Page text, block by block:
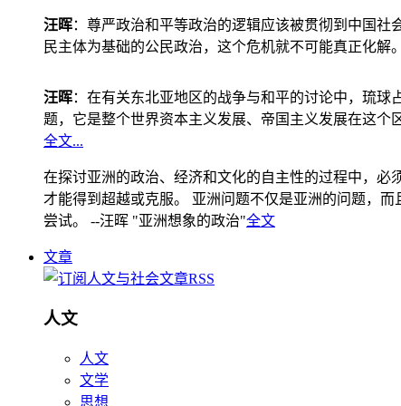
汪晖：尊严政治和平等政治的逻辑应该被贯彻到中国
民主体为基础的公民政治，这个危机就不可能真正化解。
汪晖：在有关东北亚地区的战争与和平的讨论中，琉
题，它是整个世界资本主义发展、帝国主义发展在这个
全文...
在探讨亚洲的政治、经济和文化的自主性的过程中，
才能得到超越或克服。 亚洲问题不仅是亚洲的问题，
尝试。 --汪晖 "亚洲想象的政治"全文
文章
人文
人文
文学
思想